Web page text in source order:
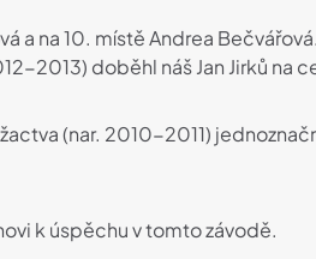
na 10. místě Andrea
2013) doběhl náš Jan Jirků na
(nar. 2010-2011)
k úspěchu v tomto závodě.